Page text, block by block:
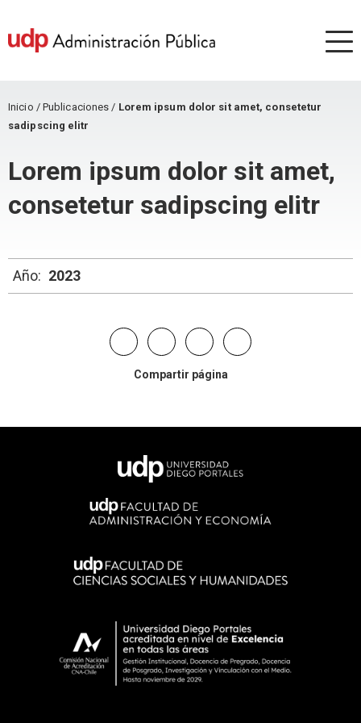
Inicio / Publicaciones / Lorem ipsum dolor sit amet, consetetur
sadipscing elitr
Lorem ipsum dolor sit amet,
consetetur sadipscing elitr
Año: 2023
Compartir página